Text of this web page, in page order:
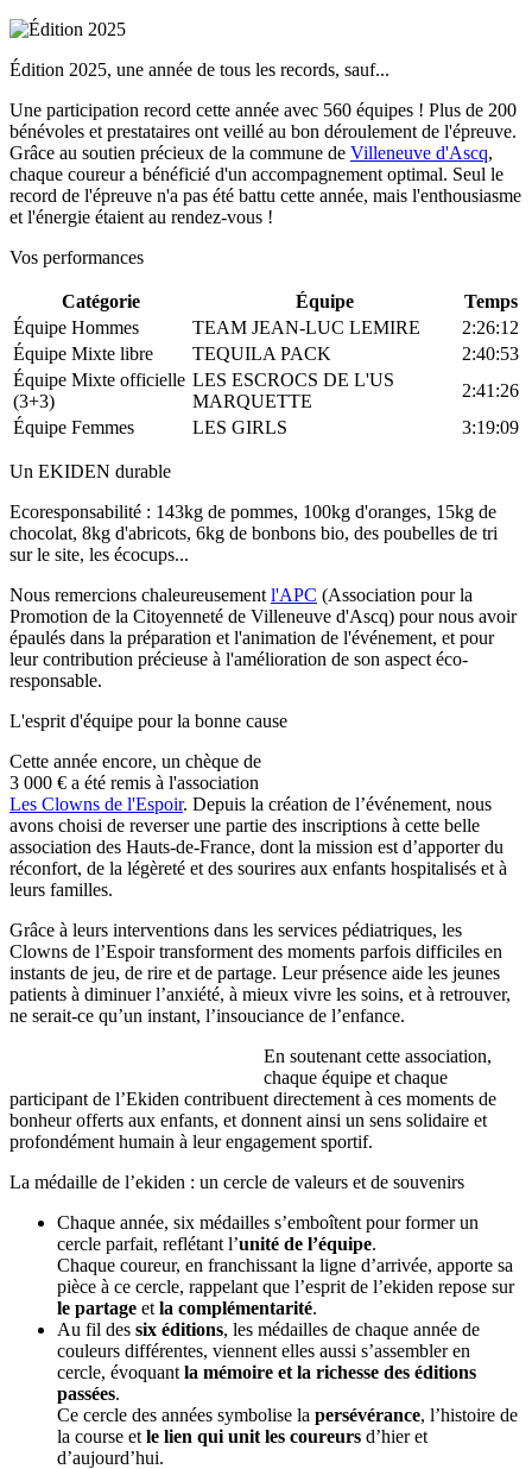
Édition 2025, une année de tous les records, sauf...
Une participation record cette année avec 560 équipes ! Plus de 200
bénévoles et prestataires ont veillé au bon déroulement de l'épreuve.
Grâce au soutien précieux de la commune de Villeneuve d'Ascq,
chaque coureur a bénéficié d'un accompagnement optimal. Seul le
record de l'épreuve n'a pas été battu cette année, mais l'enthousiasme
et l'énergie étaient au rendez-vous !
Vos performances
Catégorie Équipe
Temps
Équipe Hommes
TEAM JEAN-LUC LEMIRE
2:26:12
Équipe Mixte libre
TEQUILA PACK
2:40:53
Équipe Mixte officielle
(3+3)
LES ESCROCS DE L'US
MARQUETTE
2:41:26
Équipe Femmes
LES GIRLS 3:19:09
Un EKIDEN durable
Ecoresponsabilité : 143kg de pommes, 100kg d'oranges, 15kg de
chocolat, 8kg d'abricots, 6kg de bonbons bio, des poubelles de tri
sur le site, les écocups...
Nous remercions chaleureusement l'APC (Association pour la
Promotion de la Citoyenneté de Villeneuve d'Ascq) pour nous avoir
épaulés dans la préparation et l'animation de l'événement, et pour
leur contribution précieuse à l'amélioration de son aspect éco-
responsable.
L'esprit d'équipe pour la bonne cause
Cette année encore, un chèque de
3 000 € a été remis à l'association
Les Clowns de l'Espoir. Depuis la création de l’événement, nous
avons choisi de reverser une partie des inscriptions à cette belle
association des Hauts-de-France, dont la mission est d’apporter du
réconfort, de la légèreté et des sourires aux enfants hospitalisés et à
leurs familles.
Grâce à leurs interventions dans les services pédiatriques, les
Clowns de l’Espoir transforment des moments parfois difficiles en
instants de jeu, de rire et de partage. Leur présence aide les jeunes
patients à diminuer l’anxiété, à mieux vivre les soins, et à retrouver,
ne serait-ce qu’un instant, l’insouciance de l’enfance.
En soutenant cette association,
chaque équipe et chaque
participant de l’Ekiden contribuent directement à ces moments de
bonheur offerts aux enfants, et donnent ainsi un sens solidaire et
profondément humain à leur engagement sportif.
La médaille de l’ekiden : un cercle de valeurs et de souvenirs
Chaque année, six médailles s’emboîtent pour former un
cercle parfait, reflétant l’unité de l’équipe.
Chaque coureur, en franchissant la ligne d’arrivée, apporte sa
pièce à ce cercle, rappelant que l’esprit de l’ekiden repose sur
le partage et la complémentarité.
Au fil des six éditions, les médailles de chaque année de
couleurs différentes, viennent elles aussi s’assembler en
cercle, évoquant la mémoire et la richesse des éditions
passées.
Ce cercle des années symbolise la persévérance, l’histoire de
la course et le lien qui unit les coureurs d’hier et
d’aujourd’hui.